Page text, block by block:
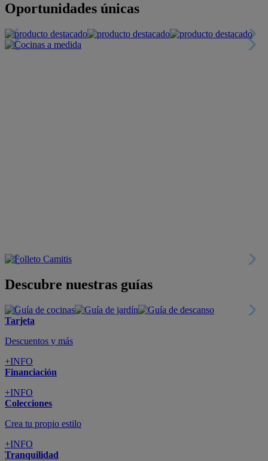
Oportunidades únicas
Descubre nuestras guías
Tarjeta
Descuentos y más
+INFO
Financiación
+INFO
Colecciones
Crea tu propio estilo
+INFO
Tranquilidad